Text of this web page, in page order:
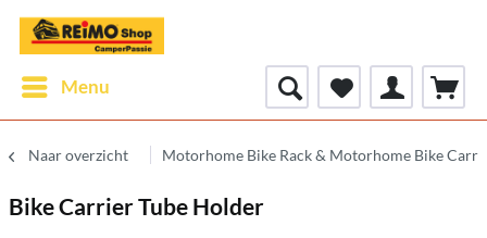
Menu
Naar overzicht Motorhome Bike Rack & Motorhome Bike
Bike Carrier Tube Holder